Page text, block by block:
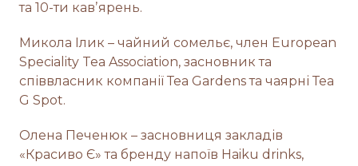
та 10-ти кавʼярень.
Микола Ілик – чайний сомельє, член European
Speciality Tea Association, засновник та
співвласник компанії Теа Gardens та чаярні Теа
G Spot.
Олена Печенюк – засновниця закладів
«Красиво Є» та бренду напоїв Haiku drinks,